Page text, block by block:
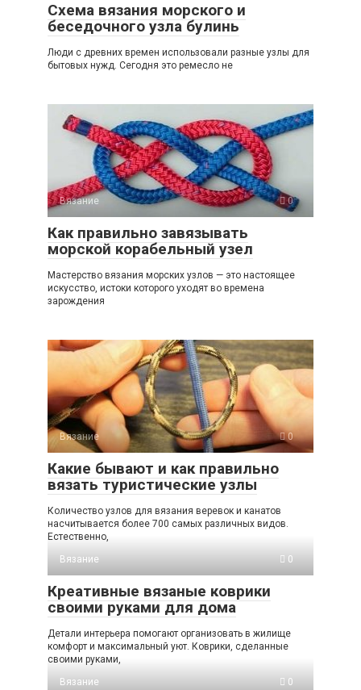
Схема вязания морского и
беседочного узла булинь
Люди с древних времен использовали разные узлы для
бытовых нужд. Сегодня это ремесло не
Вязание 0
Как правильно завязывать
морской корабельный узел
Мастерство вязания морских узлов — это настоящее
искусство, истоки которого уходят во времена
зарождения
Вязание 0
Какие бывают и как правильно
вязать туристические узлы
Количество узлов для вязания веревок и канатов
насчитывается более 700 самых различных видов.
Естественно,
Вязание
0
Креативные вязаные коврики
своими руками для дома
Детали интерьера помогают организовать в жилище
комфорт и максимальный уют. Коврики, сделанные
своими руками,
Вязание
0